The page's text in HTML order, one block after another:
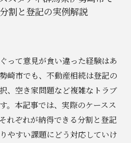
割と登記の実例解説
って意見が食い違った経験はあ
崎市でも、不動産相続は登記の
、空き家問題など複雑なトラブ
。本記事では、実際のケースス
れぞれが納得できる分割と登記
やすい課題にどう対応していけ